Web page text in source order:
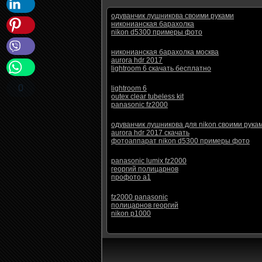
0
одуванчик лушникова своими руками
никонианская барахолка
nikon d5300 примеры фото
никонианская барахолка москва
aurora hdr 2017
lightroom 6 скачать бесплатно
lightroom 6
outex clear tubeless kit
panasonic fz2000
одуванчик лушникова для nikon своими
aurora hdr 2017 скачать
фотоаппарат nikon d5300 примеры фото
panasonic lumix fz2000
георгий полицарнов
профото а1
fz2000 panasonic
полицарнов георгий
nikon p1000